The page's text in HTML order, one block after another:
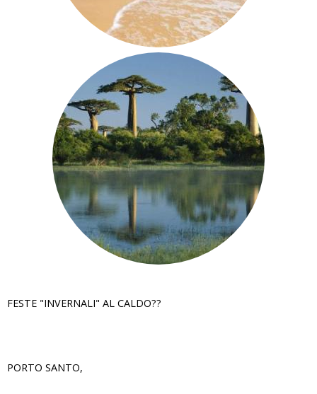
FESTE "INVERNALI" AL CALDO??
PORTO SANTO,